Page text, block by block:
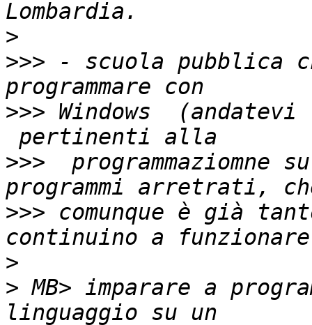
>
>>> - scuola pubblica
>>> Windows  (andatevi
>>> programmaziomne
>>> comunque è già
>
> MB> imparare a